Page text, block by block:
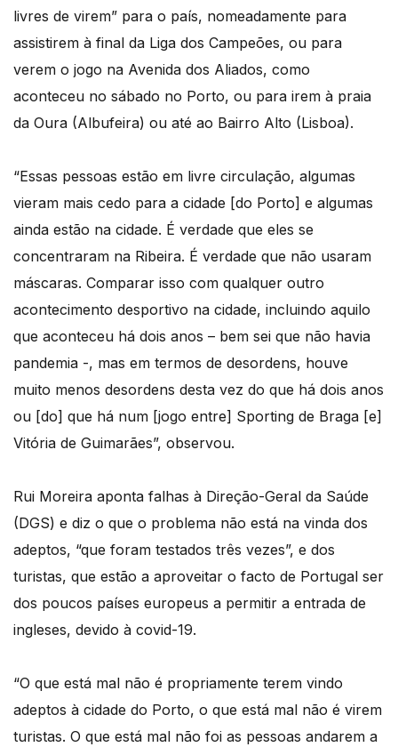
livres de virem” para o país, nomeadamente para
assistirem à final da Liga dos Campeões, ou para
verem o jogo na Avenida dos Aliados, como
aconteceu no sábado no Porto, ou para irem à praia
da Oura (Albufeira) ou até ao Bairro Alto (Lisboa).
“Essas pessoas estão em livre circulação, algumas
vieram mais cedo para a cidade [do Porto] e algumas
ainda estão na cidade. É verdade que eles se
concentraram na Ribeira. É verdade que não usaram
máscaras. Comparar isso com qualquer outro
acontecimento desportivo na cidade, incluindo aquilo
que aconteceu há dois anos – bem sei que não havia
pandemia -, mas em termos de desordens, houve
muito menos desordens desta vez do que há dois anos
ou [do] que há num [jogo entre] Sporting de Braga [e]
Vitória de Guimarães”, observou.
Rui Moreira aponta falhas à Direção-Geral da Saúde
(DGS) e diz o que o problema não está na vinda dos
adeptos, “que foram testados três vezes”, e dos
turistas, que estão a aproveitar o facto de Portugal ser
dos poucos países europeus a permitir a entrada de
ingleses, devido à covid-19.
“O que está mal não é propriamente terem vindo
adeptos à cidade do Porto, o que está mal não é virem
turistas. O que está mal não foi as pessoas andarem a